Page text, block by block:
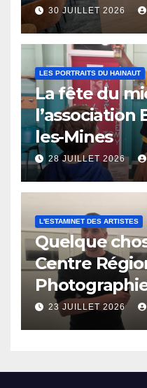
30 JUILLET 2026
LES PORTRAITS DU HAINAUT
La fête du
l’association
les-Mines
28 JUILLET 2026
L'ESTAMINET DES ARTISTES
Quelque
Centre
Photographie
octobre
23 JUILLET 2026